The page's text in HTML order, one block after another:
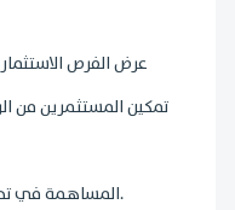
عرض الفرص
تمكين المستثمرين من
المساهمة في.